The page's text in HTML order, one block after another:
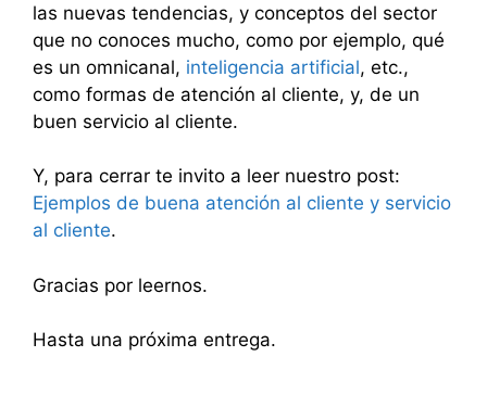
las nuevas tendencias, y conceptos del sector
que no conoces mucho, como por ejemplo, qué
es un omnicanal, inteligencia artificial, etc.,
como formas de atención al cliente, y, de un
buen servicio al cliente.
Y, para cerrar te invito a leer nuestro post:
Ejemplos de buena atención al cliente y servicio
al cliente.
Gracias por leernos.
Hasta una próxima entrega.